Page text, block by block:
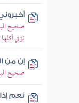
صحيح
تؤتي
إن من
صحيح
نعم